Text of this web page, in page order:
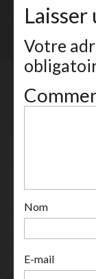
Votre
Nom
E-mail